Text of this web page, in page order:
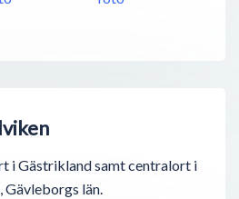
i Gästrikland samt centralort i
Gävleborgs län.